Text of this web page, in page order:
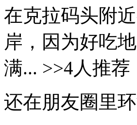
在克拉码头附
岸，因为好吃
满... >>4人推荐
还在朋友圈里